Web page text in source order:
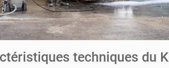
techniques du